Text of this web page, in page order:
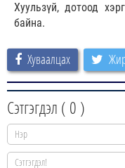
Хуульзүй, дотоод
байна.
Хуваалцах
Сэтгэгдэл ( 0 )